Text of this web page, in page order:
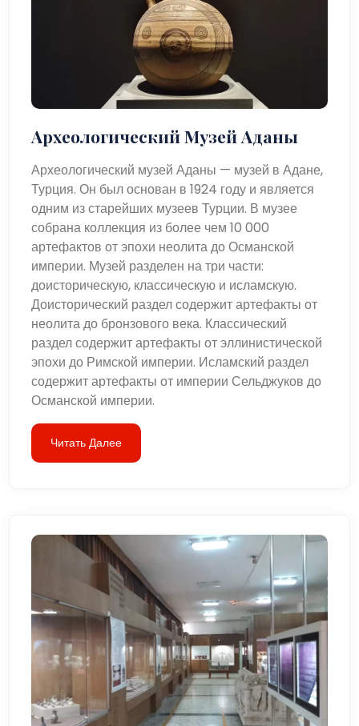
Археологический Музей Аданы
Археологический музей Аданы — музей в Адане,
Турция. Он был основан в 1924 году и является
одним из старейших музеев Турции. В музее
собрана коллекция из более чем 10 000
артефактов от эпохи неолита до Османской
империи. Музей разделен на три части:
доисторическую, классическую и исламскую.
Доисторический раздел содержит артефакты от
неолита до бронзового века. Классический
раздел содержит артефакты от эллинистической
эпохи до Римской империи. Исламский раздел
содержит артефакты от империи Сельджуков до
Османской империи.
Читать Далее